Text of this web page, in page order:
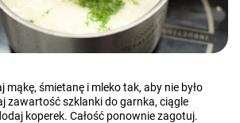
mąkę, śmietanę i mleko tak, aby nie było
zawartość szklanki do garnka, ciągle
koperek. Całość ponownie zagotuj.